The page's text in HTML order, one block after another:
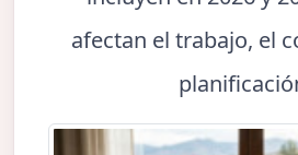
afectan el trabajo, el